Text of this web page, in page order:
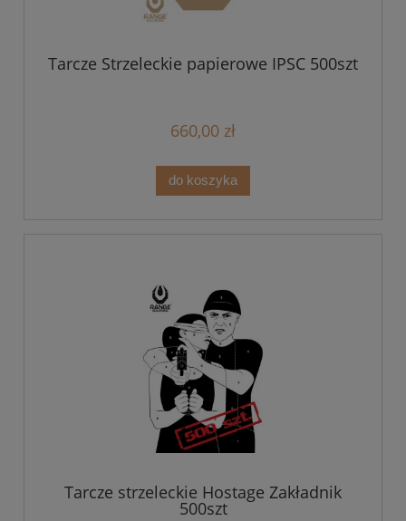
Tarcze Strzeleckie papierowe IPSC 500szt
660,00 zł
do koszyka
Tarcze strzeleckie Hostage Zakładnik
500szt